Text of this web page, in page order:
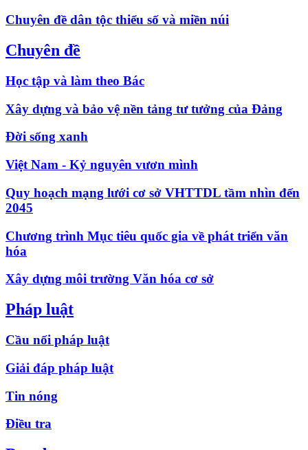
Chuyên đề dân tộc thiểu số và miền núi
Chuyên đề
Học tập và làm theo Bác
Xây dựng và bảo vệ nền tảng tư tưởng của Đảng
Đời sống xanh
Việt Nam - Kỷ nguyên vươn mình
Quy hoạch mạng lưới cơ sở VHTTDL tầm nhìn đến
2045
Chương trình Mục tiêu quốc gia về phát triển văn
hóa
Xây dựng môi trường Văn hóa cơ sở
Pháp luật
Cầu nối pháp luật
Giải đáp pháp luật
Tin nóng
Điều tra